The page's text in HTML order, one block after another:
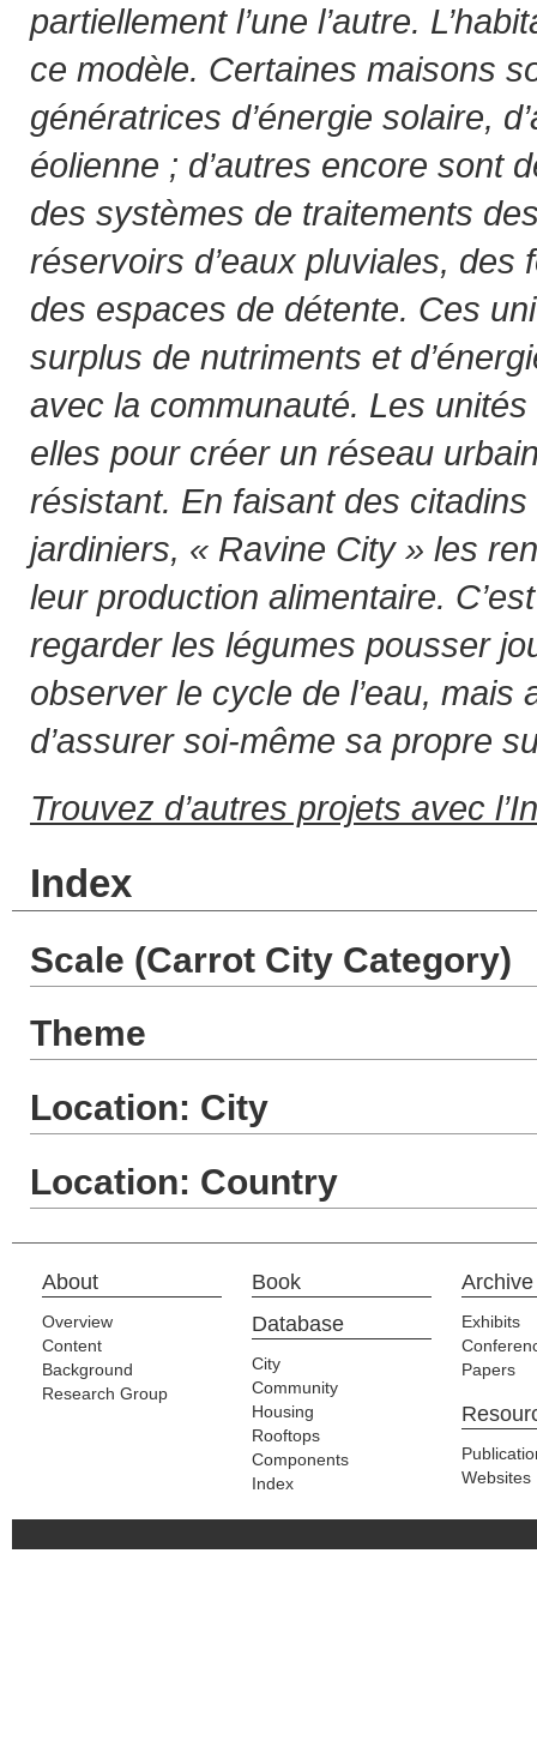
partiellement l’une l’autre.
ce modèle. Certaines maisons
génératrices d’énergie solaire,
éolienne ; d’autres encore sont
des systèmes de traitements
réservoirs d’eaux pluviales, des
des espaces de détente. Ces
surplus de nutriments et
avec la communauté. Les
elles pour créer un réseau
résistant. En faisant des
jardiniers, « Ravine City » les
leur production alimentaire.
regarder les légumes pousser
observer le cycle de l’eau, mais
d’assurer soi-même sa propre
Trouvez d’autres projets avec
Index
Scale (Carrot City Category)
Theme
Location: City
Location: Country
About
Overview
Content
Background
Research Group
Book
Database
City
Community
Housing
Rooftops
Components
Index
Archive
Exhibits
Papers
Websites